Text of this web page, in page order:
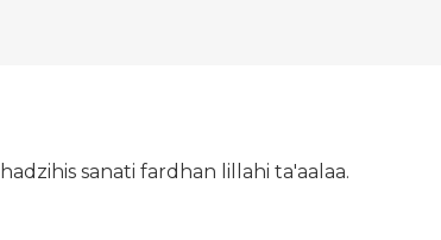
sanati fardhan lillahi ta'aalaa.